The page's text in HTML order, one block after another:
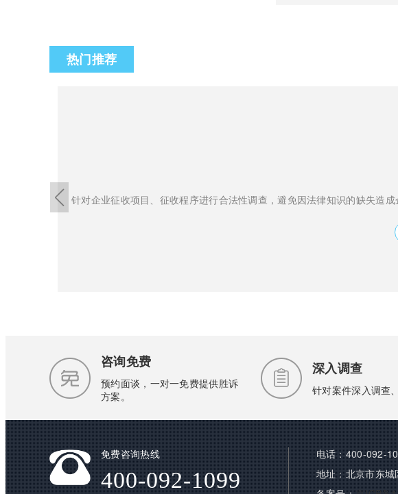
热门推荐
针对企业征收项目、征收程序进行合法性调查，避免因法律知识的缺失造成
咨询免费
预约面谈，一对一免费提供胜诉
方案。
深入调查
针对案件深入调查
免费咨询热线
400-092-1099
电话：400-092-
地址：北京市东